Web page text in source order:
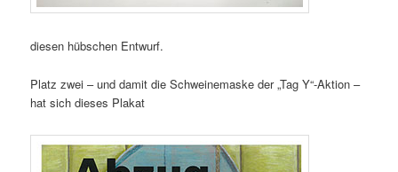
diesen hübschen Entwurf.
Platz zwei – und damit die Schweinemaske der „Tag Y“-Aktion –
hat sich dieses Plakat